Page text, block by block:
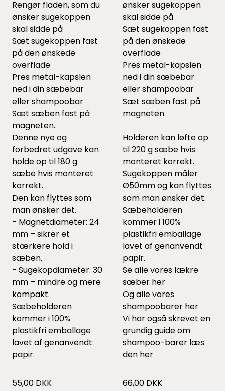
Rengør fladen, som du
ønsker sugekoppen
skal sidde på
Sæt sugekoppen fast
på den ønskede
overflade
Pres metal-kapslen
ned i din sæbebar
eller shampoobar
Sæt sæben fast på
magneten.
Denne nye og
forbedret udgave kan
holde op til 180 g
sæbe hvis monteret
korrekt.
Den kan flyttes som
man ønsker det.
- Magnetdiameter: 24
mm – sikrer et
stærkere hold i
sæben.
- Sugekopdiameter: 30
mm – mindre og mere
kompakt.
Sæbeholderen
kommer i 100%
plastikfri emballage
lavet af genanvendt
papir.
55,00 DKK
ønsker sugekoppen
skal sidde på
Sæt sugekoppen fast
på den ønskede
overflade
Pres metal-kapslen
ned i din sæbebar
eller shampoobar
Sæt sæben fast på
magneten.
Holderen kan løfte op
til 220 g sæbe hvis
monteret korrekt.
Sugekoppen måler
Ø50mm og kan flyttes
som man ønsker det.
Sæbeholderen
kommer i 100%
plastikfri emballage
lavet af genanvendt
papir.
Se alle vores lækre
sæber her
Og alle vores
shampoobarer her
Vi har også skrevet en
grundig guide om
shampoo-barer læs
den her
66,00 DKK